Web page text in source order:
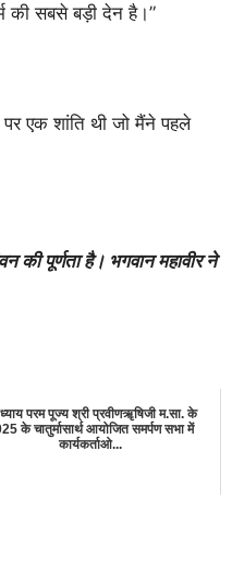
की सबसे बड़ी देन है।”
एक शांति थी जो मैंने पहले
की पूर्णता है। भगवान महावीर ने
परम पूज्य श्री प्रवीणॠषिजी म.सा. के
के चातुर्मासार्थ आयोजित समर्पण सभा में
कार्यकर्ताओ...